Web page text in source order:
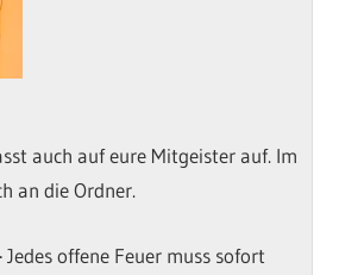
auch auf eure Mitgeister auf. Im
an die Ordner.
Jedes offene Feuer muss sofort